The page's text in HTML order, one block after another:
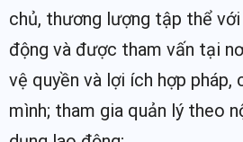
chủ, thương lượng tập thể
động và được tham vấn tại
vệ quyền và lợi ích hợp pháp,
mình; tham gia quản lý theo